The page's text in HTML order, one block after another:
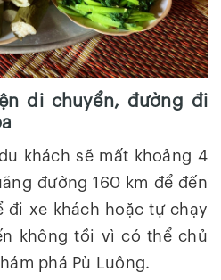
di chuyển, đường đi
khách sẽ mất khoảng 4
đường 160 km để đến
đi xe khách hoặc tự chạy
không tồi vì có thể chủ
phá Pù Luông.